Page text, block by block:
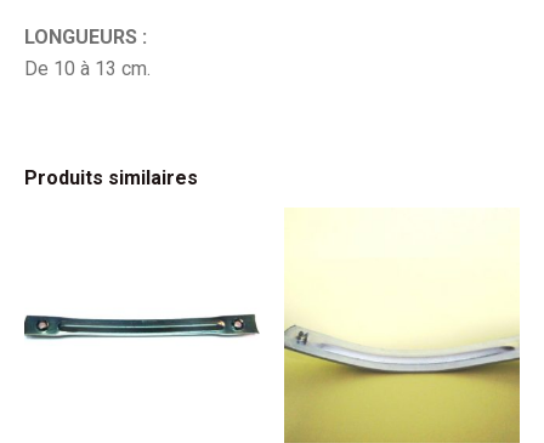
LONGUEURS :
De 10 à 13 cm.
Produits similaires